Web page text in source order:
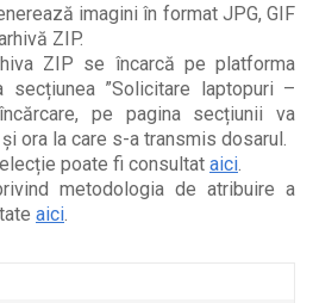
imagini în format JPG, GIF
ZIP.
ZIP se încarcă pe platforma
secțiunea ”Solicitare laptopuri –
pe pagina secțiunii va
ora la care s-a transmis dosarul.
poate fi consultat aici
metodologia de atribuire a
aici